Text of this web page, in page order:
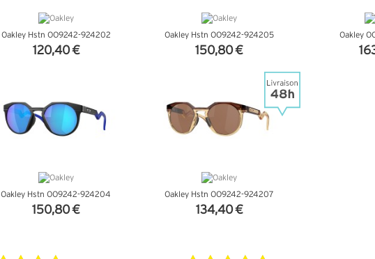
Oakley Hstn OO9242-924202
120,40 €
Oakley Hstn OO9242-924205
150,80 €
Oakley
Oakley Hstn OO9242-924204
150,80 €
Oakley Hstn OO9242-924207
134,40 €